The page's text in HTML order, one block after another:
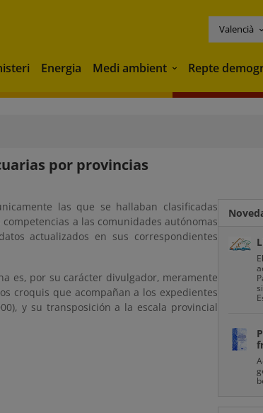
Valencià
Energia Medi ambient Medi ambient
Repte
por provincias
las que se hallaban clasificadas
a las comunidades autónomas
actualizados en sus correspondientes
es, por su carácter divulgador, meramente
croquis que acompañan a los expedientes
y su transposición a la escala provincial